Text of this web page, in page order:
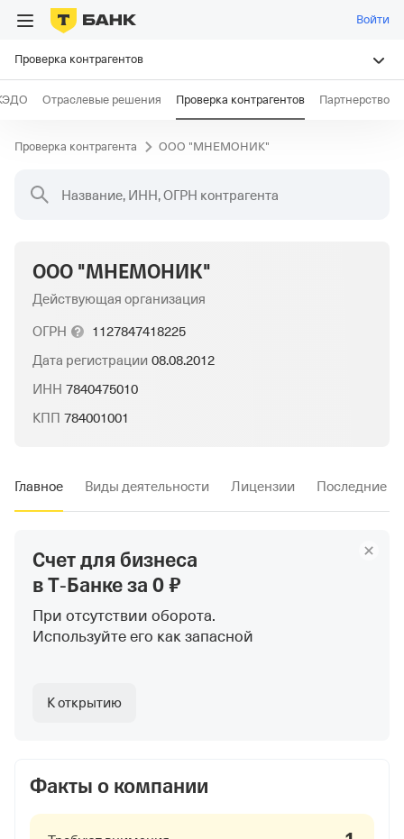
Войти
Проверка контрагентов
Отраслевые решения Проверка контрагентов Партнерство
Проверка контрагента ООО "МНЕМОНИК"
Название, ИНН, ОГРН контрагента
ООО "МНЕМОНИК"
Действующая организация
ОГРН
1127847418225
Дата регистрации 08.08.2012
ИНН 7840475010
КПП 784001001
Главное Виды деятельности Лицензии Последние
Счет для бизнеса
в Т‑Банкеза 0 ₽
При отсутствии оборота.
Используйте его как запасной
К открытию
Факты о компании